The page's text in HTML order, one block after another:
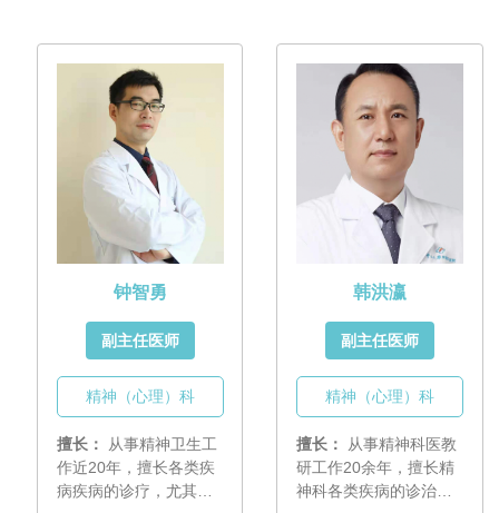
床诊治。在国际上首先
提出基于抑郁发作的临
床特征甄别单、双相抑
郁的诊断思路，在国内
最早提出并践行“对双相
抑郁患者慎用抗抑郁剂”
的治疗观点，崇尚“处方
的简洁之美”，倡导双相
障碍“基于评估的治
疗”。
钟智勇
副主任医师
精神（心理）科
擅长：
从事精神卫生工
作近20年，擅长各类疾
病疾病的诊疗，尤其擅
韩洪瀛
副主任医师
精神（心理）科
擅长：
从事精神科医教
研工作20余年，擅长精
神科各类疾病的诊治及